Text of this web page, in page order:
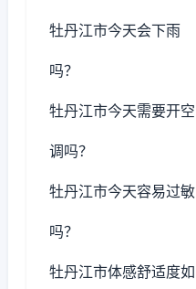
牡丹江市今天会下雨
吗？
牡丹江市今天需要开空
调吗？
牡丹江市今天容易过敏
吗？
牡丹江市体感舒适度如